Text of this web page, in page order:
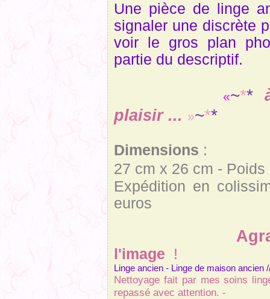
Une pièce de linge
signaler une discrète
voir le gros plan
partie du descriptif.
«~**
plaisir ... »~**
Dimensions :
27 cm x 26 cm - Poids
Expédition en
euros
l'image !
Linge ancien - Linge de maison ancien
Nettoyage fait par mes soins
repassé avec attention. -